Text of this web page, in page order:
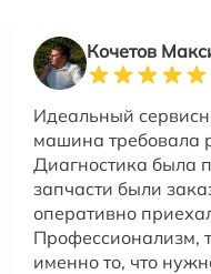
Кочетов
Идеальный
машина требовала
Диагностика была
запчасти были
оперативно
Профессионализм,
именно то, что